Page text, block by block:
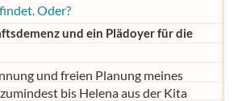
Oder?
und ein Plädoyer für die
und freien Planung meines
bis Helena aus der Kita